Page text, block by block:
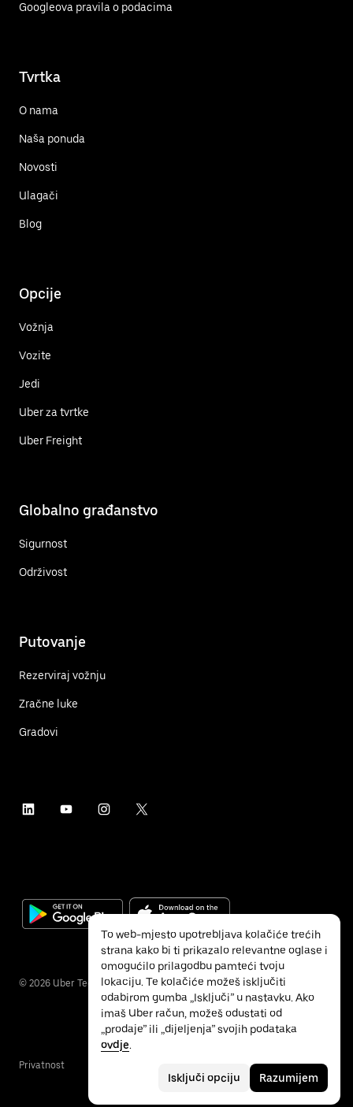
Googleova pravila o podacima
Tvrtka
O nama
Naša ponuda
Novosti
Ulagači
Blog
Opcije
Vožnja
Vozite
Jedi
Uber za tvrtke
Uber Freight
Globalno građanstvo
Sigurnost
Održivost
Putovanje
Rezerviraj vožnju
Zračne luke
Gradovi
© 2026 Uber Technologies Inc.
Privatnost
To web-mjesto upotrebljava kolačiće trećih
strana kako bi ti prikazalo relevantne oglase i
omogućilo prilagodbu pamteći tvoju
lokaciju. Te kolačiće možeš isključiti
odabirom gumba „Isključi” u nastavku. Ako
imaš Uber račun, možeš odustati od
„prodaje” ili „dijeljenja” svojih podataka
ovdje.
Isključi opciju Razumijem